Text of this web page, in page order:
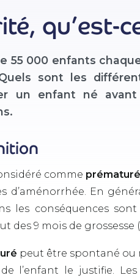
qu’est-
55 000 enfants
sont les
un enfant né
comme prématuré
d’aménorrhée. En
les conséquences
des 9 mois de grossesse
peut être spontané ou
l’enfant le justifie.